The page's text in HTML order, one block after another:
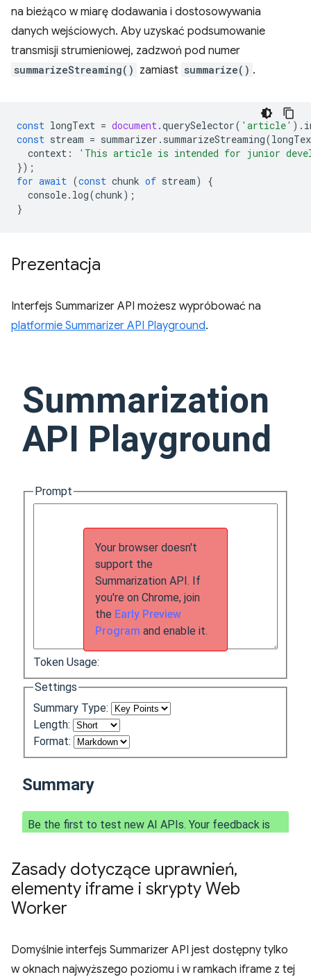
na bieżąco w miarę dodawania i dostosowywania
danych wejściowych. Aby uzyskać podsumowanie
transmisji strumieniowej, zadzwoń pod numer
summarizeStreaming() zamiast summarize() .
const longText = document.querySelector( 'article' ).
const stream = summarizer . summarizeStreaming(
context :
'This article is intended for junior
});
for await (const chunk of stream)
{
console. log(chunk);
}
Prezentacja
Interfejs Summarizer API możesz wypróbować na
platformie Summarizer API Playground.
Zasady dotyczące uprawnień,
elementy iframe i skrypty Web
Worker
Domyślnie interfejs Summarizer API jest dostępny tylko
w oknach najwyższego poziomu i w ramkach iframe z tej